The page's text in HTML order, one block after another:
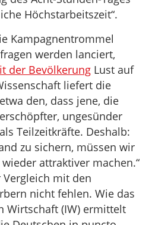
Höchstarbeitszeit“.
Kampagnentrommel
werden lanciert,
der Bevölkerung Lust auf
liefert die
den, dass jene, die
ungesünder
Teilzeitkräfte. Deshalb:
zu sichern, müssen wir
attraktiver machen.“
mit den
nicht fehlen. Wie das
Wirtschaft (IW) ermittelt